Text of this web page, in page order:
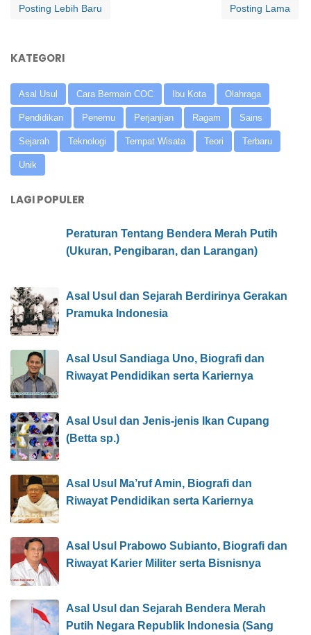
Posting Lebih Baru Posting Lama
KATEGORI
Asal Usul Cara Bermain COC Ibu Kota Olahraga
Pendidikan Penemu Perjanjian Ragam Sains
Sejarah Teknologi Tempat Wisata Teori Terbaru
Unik
LAGI POPULER
Peraturan Tentang Bendera Merah Putih
(Ukuran, Pengibaran, dan Larangan)
Asal Usul dan Sejarah Berdirinya Gerakan
Pramuka Indonesia
Asal Usul Sandiaga Uno, Biografi dan
Riwayat Pendidikan serta Kariernya
Asal Usul dan Jenis-jenis Ikan Cupang
(Betta sp.)
Asal Usul Ma’ruf Amin, Biografi dan
Riwayat Pendidikan serta Kariernya
Asal Usul Prabowo Subianto, Biografi dan
Riwayat Karier Militer serta Bisnisnya
Asal Usul dan Sejarah Bendera Merah
Putih Negara Republik Indonesia (Sang